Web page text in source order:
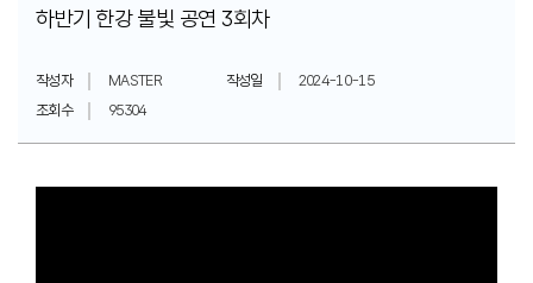
하반기 한강 불빛 공연 3회차
작성자 MASTER 작성일
2024-10-15
조회수
95304